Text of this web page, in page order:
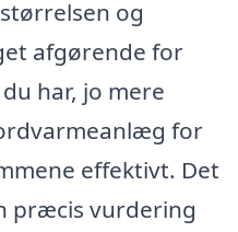
og
afgørende for
har, jo mere
for
effektivt. Det
præcis vurdering